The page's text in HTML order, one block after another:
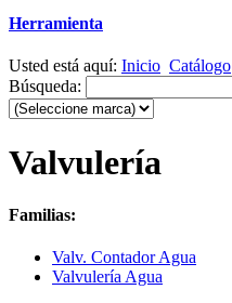
Herramienta
Usted está aquí: Inicio Catálogo
Búsqueda:
Valvulería
Familias:
Valv. Contador Agua
Valvulería Agua